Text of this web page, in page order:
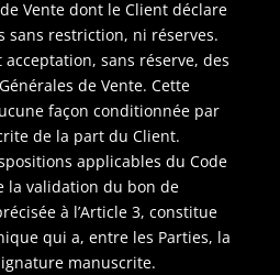
Vente dont le Client déclare
sans restriction, ni réserves.
sans réserve, des
de Vente. Cette
façon conditionnée par
de la part du Client.
applicables du Code
la validation du bon de
à l’Article 3, constitue
qui a, entre les Parties, la
manuscrite.